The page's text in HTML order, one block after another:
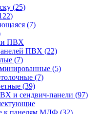
(25)
(7)
ПВХ
ПВХ (22)
(7)
(5)
(7)
(39)
и сендвич-панели (97)
к панелям МДФ (32)